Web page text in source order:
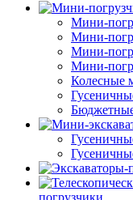
Мини-
Мини-
Мини-
Мини-
Колесные
погрузчики